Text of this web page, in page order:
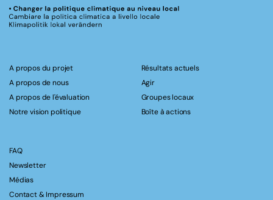
A propos du projet
A propos de nous
A propos de l'évaluation
Notre vision politique
Résultats actuels
Agir
Groupes locaux
Boîte à actions
FAQ
Newsletter
Médias
Contact & Impressum